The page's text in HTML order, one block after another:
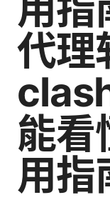
代理
能看
用